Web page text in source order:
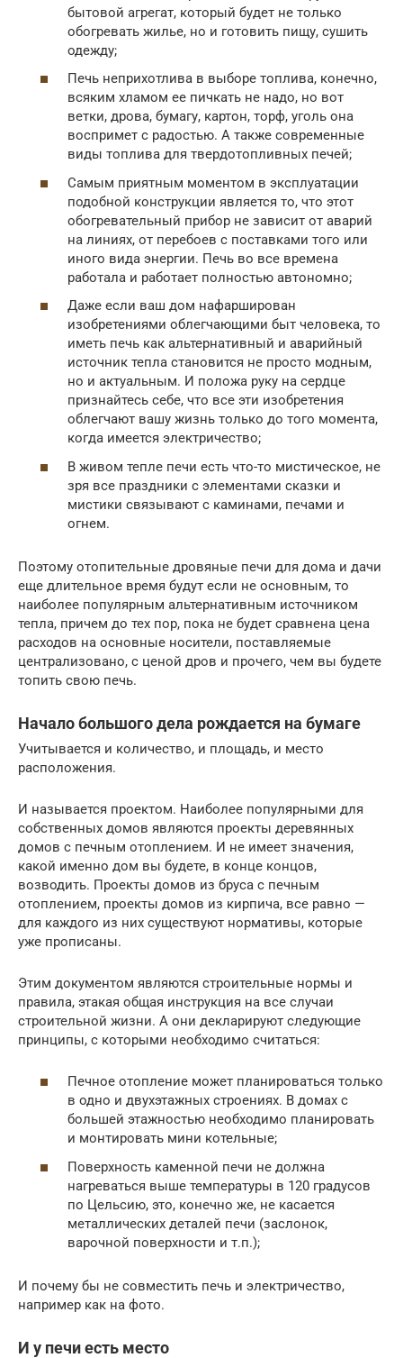
бытовой агрегат, который будет не только
обогревать жилье, но и готовить пищу, сушить
одежду;
Печь неприхотлива в выборе топлива, конечно,
всяким хламом ее пичкать не надо, но вот
ветки, дрова, бумагу, картон, торф, уголь она
воспримет с радостью. А также современные
виды топлива для твердотопливных печей;
Самым приятным моментом в эксплуатации
подобной конструкции является то, что этот
обогревательный прибор не зависит от аварий
на линиях, от перебоев с поставками того или
иного вида энергии. Печь во все времена
работала и работает полностью автономно;
Даже если ваш дом нафарширован
изобретениями облегчающими быт человека, то
иметь печь как альтернативный и аварийный
источник тепла становится не просто модным,
но и актуальным. И положа руку на сердце
признайтесь себе, что все эти изобретения
облегчают вашу жизнь только до того момента,
когда имеется электричество;
В живом тепле печи есть что-то мистическое, не
зря все праздники с элементами сказки и
мистики связывают с каминами, печами и
огнем.
Поэтому отопительные дровяные печи для дома и дачи
еще длительное время будут если не основным, то
наиболее популярным альтернативным источником
тепла, причем до тех пор, пока не будет сравнена цена
расходов на основные носители, поставляемые
централизовано, с ценой дров и прочего, чем вы будете
топить свою печь.
Начало большого дела рождается на бумаге
Учитывается и количество, и площадь, и место
расположения.
И называется проектом. Наиболее популярными для
собственных домов являются проекты деревянных
домов с печным отоплением. И не имеет значения,
какой именно дом вы будете, в конце концов,
возводить. Проекты домов из бруса с печным
отоплением, проекты домов из кирпича, все равно —
для каждого из них существуют нормативы, которые
уже прописаны.
Этим документом являются строительные нормы и
правила, этакая общая инструкция на все случаи
строительной жизни. А они декларируют следующие
принципы, с которыми необходимо считаться:
Печное отопление может планироваться только
в одно и двухэтажных строениях. В домах с
большей этажностью необходимо планировать
и монтировать мини котельные;
Поверхность каменной печи не должна
нагреваться выше температуры в 120 градусов
по Цельсию, это, конечно же, не касается
металлических деталей печи (заслонок,
варочной поверхности и т.п.);
И почему бы не совместить печь и электричество,
например как на фото.
И у печи есть место